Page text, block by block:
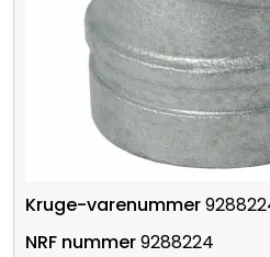
9288224